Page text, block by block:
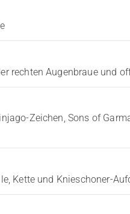
rechten Augenbraue und
Zeichen, Sons of
Kette und Knieschoner-